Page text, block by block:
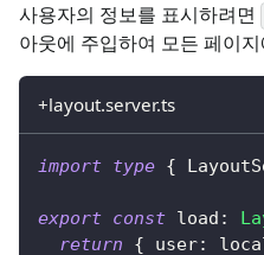
사용자의 정보를 표시하려면
아웃에 주입하여 모든 페이
+layout.server.ts
import type {
export const load :
return
{ user: